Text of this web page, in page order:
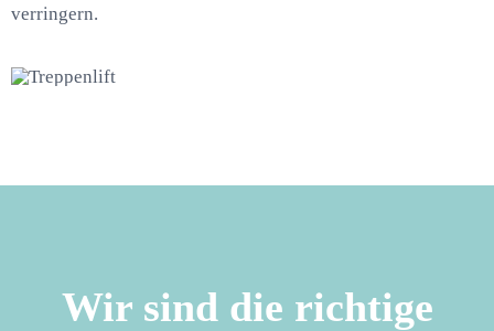
verringern.
Wir sind die richtige